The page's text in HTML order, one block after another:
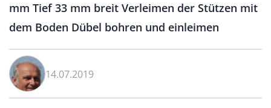
mm Tief 33 mm breit Verleimen der Stützen mit
dem Boden Dübel bohren und einleimen
14.07.2019